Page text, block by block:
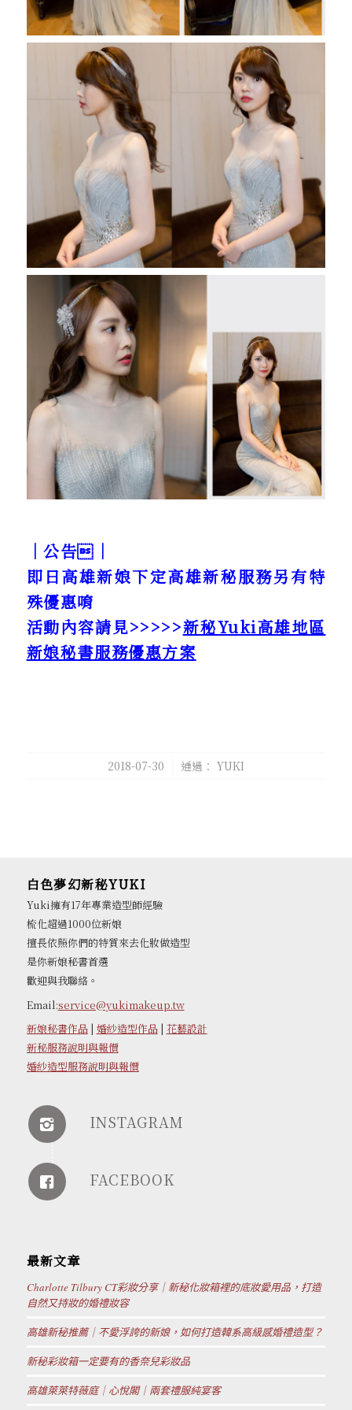
｜公告｜
即日高雄新娘下定高雄新秘服務另有特
殊優惠唷
活動內容請見>>>>>新秘Yuki高雄地區
新娘秘書服務優惠方案
2018-07-30
/ 通過： YUKI
白色夢幻新秘YUKI
Yuki擁有17年專業造型師經驗
梳化超過1000位新娘
擅長依照你們的特質來去化妝做造型
是你新娘秘書首選
歡迎與我聯絡。
Email:service@yukimakeup.tw
新娘秘書作品| 婚紗造型作品| 花藝設計
新秘服務說明與報價
婚紗造型服務說明與報價
INSTAGRAM
FACEBOOK
最新文章
Charlotte Tilbury CT彩妝分享｜新秘化妝箱裡的底妝愛用品，打造
自然又持妝的婚禮妝容
高雄新秘推薦｜不愛浮誇的新娘，如何打造韓系高級感婚禮造型？
新秘彩妝箱一定要有的香奈兒彩妝品
高雄萊萊特薇庭｜心悅閣｜兩套禮服純宴客